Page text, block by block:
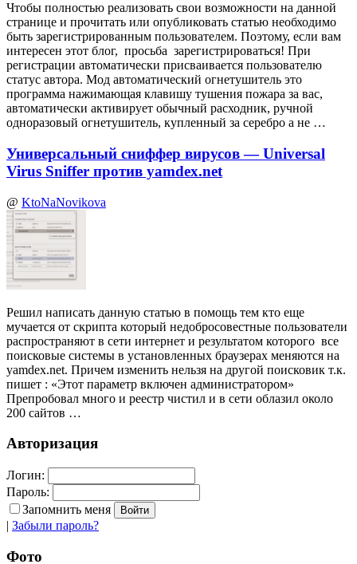
Чтобы полностью реализовать свои возможности на данной
странице и прочитать или опубликовать статью необходимо
быть зарегистрированным пользователем. Поэтому, если вам
интересен этот блог, просьба зарегистрироваться! При
регистрации автоматически присваивается пользователю
статус автора. Мод автоматический огнетушитель это
программа нажимающая клавишу тушения пожара за вас,
автоматически активирует обычный расходник, ручной
одноразовый огнетушитель, купленный за серебро а не …
Универсальный сниффер вирусов — Universal
Virus Sniffer против yamdex.net
@ KtoNaNovikova
Решил написать данную статью в помощь тем кто еще
мучается от скрипта который недобросовестные пользователи
распространяют в сети интернет и результатом которого все
поисковые системы в установленных браузерах меняются на
yamdex.net. Причем изменить нельзя на другой поисковик т.к.
пишет : «Этот параметр включен администратором»
Препробовал много и реестр чистил и в сети облазил около
200 сайтов …
Авторизация
Логин:
Пароль:
Запомнить меня
| Забыли пароль?
Фото